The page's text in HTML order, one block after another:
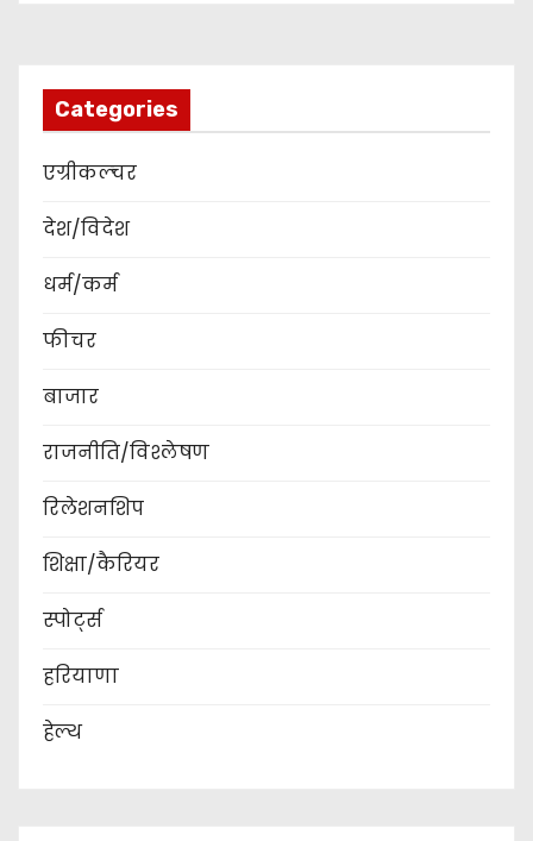
Categories
एग्रीकल्चर
देश/विदेश
धर्म/कर्म
फीचर
बाजार
राजनीति/विश्लेषण
रिलेशनशिप
शिक्षा/कैरियर
स्पोर्ट्स
हरियाणा
हेल्थ